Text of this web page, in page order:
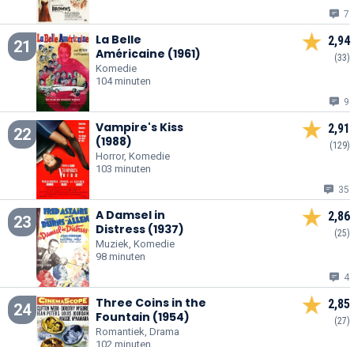
7
21
La Belle
Américaine (1961)
Komedie
104 minuten
2,94
(33)
9
22
Vampire's Kiss
(1988)
Horror, Komedie
103 minuten
2,91
(129)
35
23
A Damsel in
Distress (1937)
Muziek, Komedie
98 minuten
2,86
(25)
4
24
Three Coins in the
Fountain (1954)
Romantiek, Drama
102 minuten
2,85
(27)